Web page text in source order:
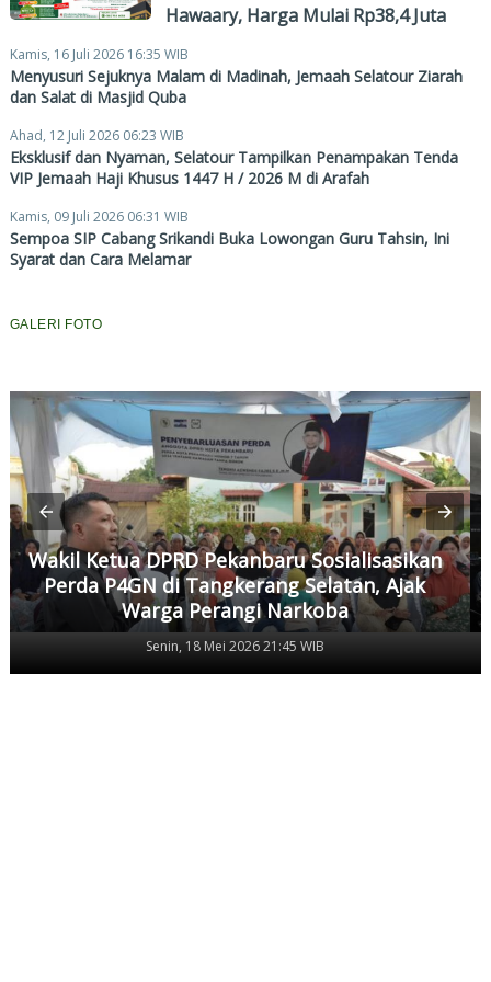
Hawaary, Harga Mulai Rp38,4 Juta
Kamis, 16 Juli 2026 16:35 WIB
Menyusuri Sejuknya Malam di Madinah, Jemaah Selatour Ziarah
dan Salat di Masjid Quba
Ahad, 12 Juli 2026 06:23 WIB
Eksklusif dan Nyaman, Selatour Tampilkan Penampakan Tenda
VIP Jemaah Haji Khusus 1447 H / 2026 M di Arafah
Kamis, 09 Juli 2026 06:31 WIB
Sempoa SIP Cabang Srikandi Buka Lowongan Guru Tahsin, Ini
Syarat dan Cara Melamar
GALERI FOTO
Wakil Ketua DPRD Pekanbaru Sosialisasikan
Perda P4GN di Tangkerang Selatan, Ajak
Warga Perangi Narkoba
Senin, 18 Mei 2026 21:45 WIB